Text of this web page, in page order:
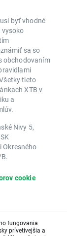
byť vhodné
vysoko
sa so
obchodovaním
tieto
XTB v
a
Nivy 5,
cookie
fungovania
prívetivejšia a